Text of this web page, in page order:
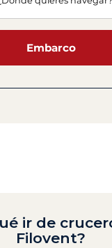
Embarco
ir de
Filovent?